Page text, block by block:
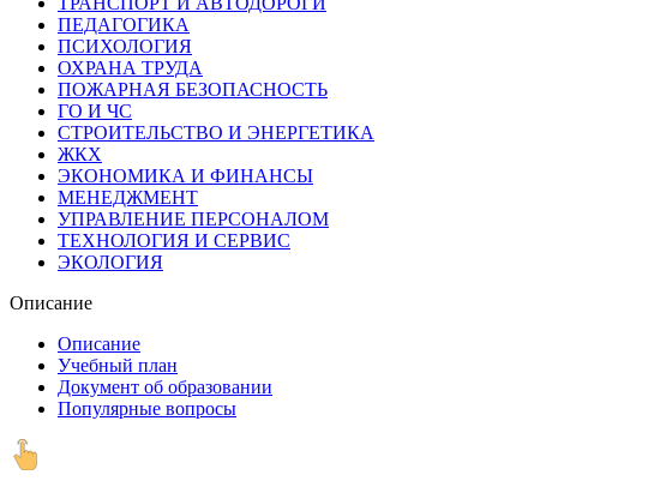
ПЕДАГОГИКА
ПСИХОЛОГИЯ
ОХРАНА ТРУДА
ПОЖАРНАЯ БЕЗОПАСНОСТЬ
ГО И ЧС
СТРОИТЕЛЬСТВО И ЭНЕРГЕТИКА
ЖКХ
ЭКОНОМИКА И ФИНАНСЫ
МЕНЕДЖМЕНТ
УПРАВЛЕНИЕ ПЕРСОНАЛОМ
ТЕХНОЛОГИЯ И СЕРВИС
ЭКОЛОГИЯ
Описание
Описание
Учебный план
Документ об образовании
Популярные вопросы